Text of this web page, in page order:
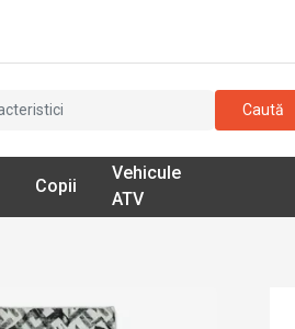
Caută
Copii
Vehicule
ATV